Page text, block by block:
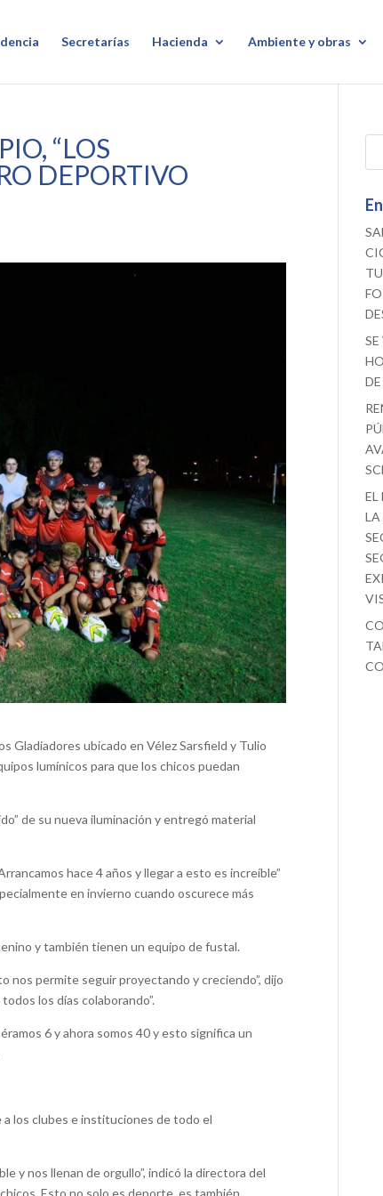
Secretarías Hacienda Ambiente y obras
“LOS
DEPORTIVO
Gladiadores ubicado en Vélez Sarsfield y Tulio
lumínicos para que los chicos puedan
de su nueva iluminación y entregó material
hace 4 años y llegar a esto es increíble”
en invierno cuando oscurece más
y también tienen un equipo de fustal.
nos permite seguir proyectando y creciendo”, dijo
los días colaborando”.
6 y ahora somos 40 y esto significa un
los clubes e instituciones de todo el
y nos llenan de orgullo”, indicó la directora del
Esto no solo es deporte, es también
EL
LA